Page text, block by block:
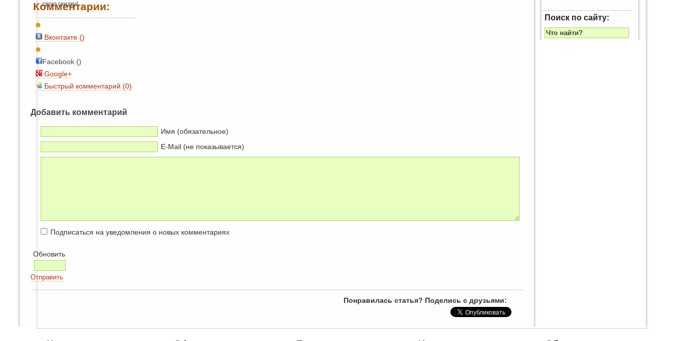
Комментарии:
Вконтакте ()
Facebook ()
Google+
Быстрый комментарий (0)
Добавить комментарий
Имя (обязательное)
E-Mail (не показывается)
Подписаться на уведомления о новых комментариях
Обновить
Отправить
Понравилась статья? Поделись с друзьями:
свою скидку!
Поиск по сайту: